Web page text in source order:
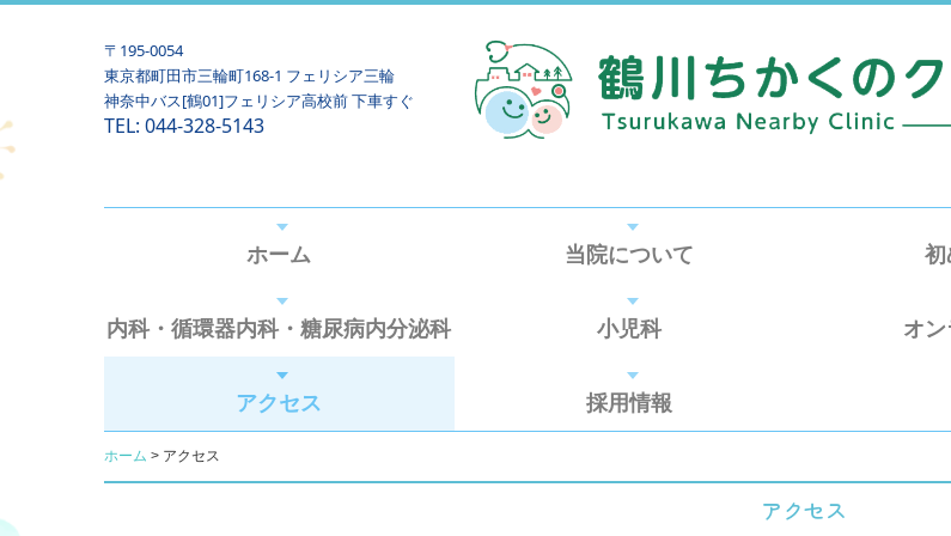
〒195-0054
東京都町田市三輪町168-1 フェリシア三輪
神奈中バス[鶴01]フェリシア高校前 下車すぐ
TEL: 044-328-5143
ホーム 当院について 初
内科・循環器内科・糖尿病内分泌科 小児科 オ
アクセス 採用情報
ホーム アクセス
アクセス